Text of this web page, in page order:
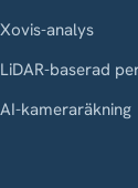
Xovis-analys
LiDAR-baserad
AI-kameraräkning